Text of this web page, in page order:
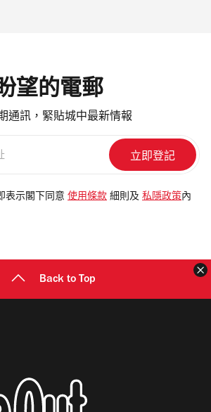
望的電郵
通訊，緊貼城中最新情報
表示閣下同意 使用條款 細則及 私隱政策 內
Back to Top